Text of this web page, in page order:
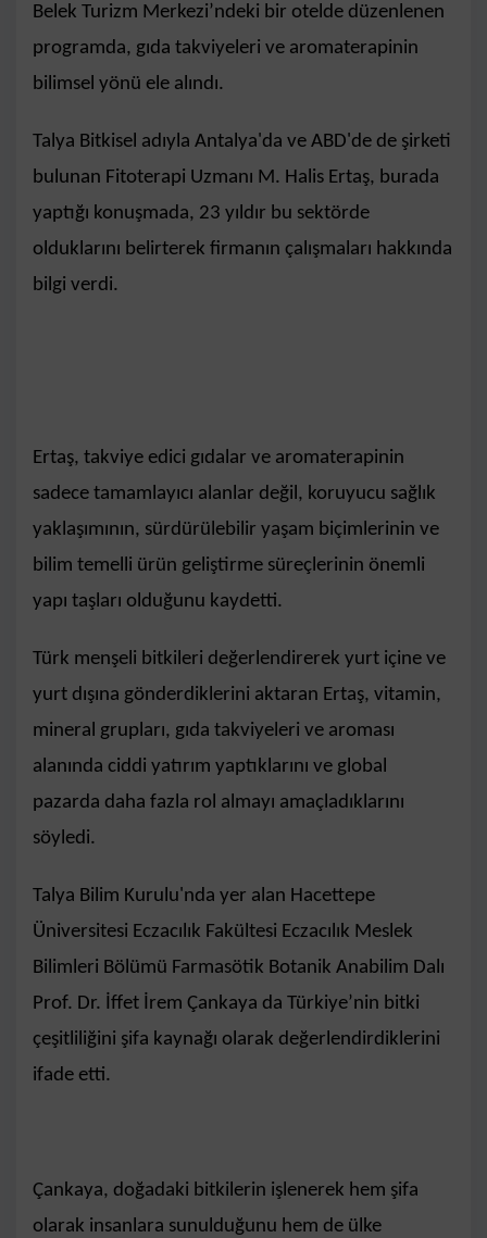
Belek Turizm Merkezi’ndeki bir otelde düzenlenen
programda, gıda takviyeleri ve aromaterapinin
bilimsel yönü ele alındı.
Talya Bitkisel adıyla Antalya'da ve ABD'de de şirketi
bulunan Fitoterapi Uzmanı M. Halis Ertaş, burada
yaptığı konuşmada, 23 yıldır bu sektörde
olduklarını belirterek firmanın çalışmaları hakkında
bilgi verdi.
Ertaş, takviye edici gıdalar ve aromaterapinin
sadece tamamlayıcı alanlar değil, koruyucu sağlık
yaklaşımının, sürdürülebilir yaşam biçimlerinin ve
bilim temelli ürün geliştirme süreçlerinin önemli
yapı taşları olduğunu kaydetti.
Türk menşeli bitkileri değerlendirerek yurt içine ve
yurt dışına gönderdiklerini aktaran Ertaş, vitamin,
mineral grupları, gıda takviyeleri ve aroması
alanında ciddi yatırım yaptıklarını ve global
pazarda daha fazla rol almayı amaçladıklarını
söyledi.
Talya Bilim Kurulu'nda yer alan Hacettepe
Üniversitesi Eczacılık Fakültesi Eczacılık Meslek
Bilimleri Bölümü Farmasötik Botanik Anabilim Dalı
Prof. Dr. İffet İrem Çankaya da Türkiye’nin bitki
çeşitliliğini şifa kaynağı olarak değerlendirdiklerini
ifade etti.
Çankaya, doğadaki bitkilerin işlenerek hem şifa
olarak insanlara sunulduğunu hem de ülke